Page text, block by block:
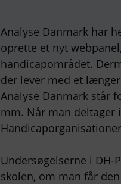
Analyse Danmark har
oprette et nyt
handicapområdet.
der lever med et
Analyse Danmark står
mm. Når man deltager
Undersøgelserne i
skolen, om man får